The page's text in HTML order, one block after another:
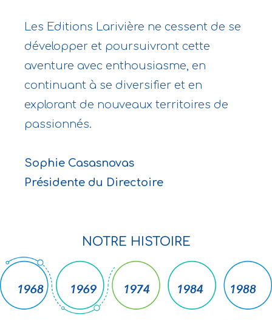
Les Editions Larivière ne cessent de se
développer et poursuivront cette
aventure avec enthousiasme, en
continuant à se diversifier et en
explorant de nouveaux territoires de
passionnés.
Sophie Casasnovas
Présidente du Directoire
NOTRE HISTOIRE
1968 1969 1974 1984 1988